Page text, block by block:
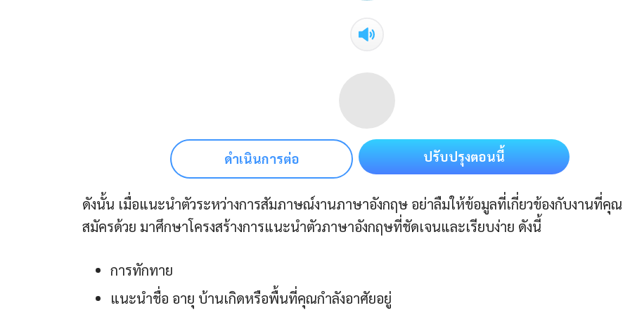
ดำเนินการต่อ ปรับปรุงตอนนี้
ดังนั้น เมื่อแนะนำตัวระหว่างการสัมภาษณ์งานภาษาอังกฤษ อย่าลืมให้ข้อมูลที่เกี่ยวข้องกับงานที่คุณ
สมัครด้วย มาศึกษาโครงสร้างการแนะนำตัวภาษาอังกฤษที่ชัดเจนและเรียบง่าย ดังนี้
การทักทาย
แนะนำชื่อ อายุ บ้านเกิดหรือพื้นที่คุณกำลังอาศัยอยู่